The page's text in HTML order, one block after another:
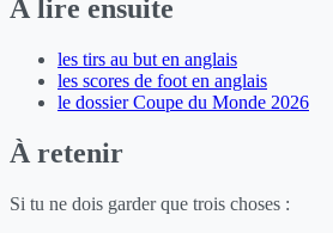
À lire ensuite
les tirs au but en anglais
les scores de foot en anglais
le dossier Coupe du Monde 2026
À retenir
Si tu ne dois garder que trois choses :